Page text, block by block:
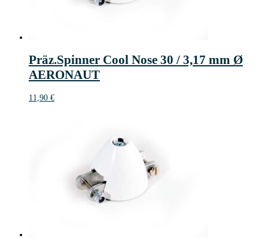
Präz.Spinner Cool Nose 30 / 3,17 mm Ø
AERONAUT
11,90 €